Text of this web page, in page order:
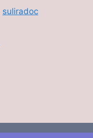
suliradoc